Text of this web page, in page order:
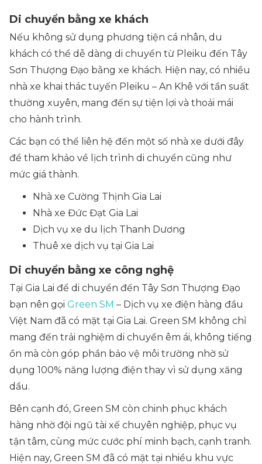
Di chuyển bằng xe khách
Nếu không sử dụng phương tiện cá nhân, du
khách có thể dễ dàng di chuyển từ Pleiku đến Tây
Sơn Thượng Đạo bằng xe khách. Hiện nay, có nhiều
nhà xe khai thác tuyến Pleiku – An Khê với tần suất
thường xuyên, mang đến sự tiện lợi và thoải mái
cho hành trình.
Các bạn có thể liên hệ đến một số nhà xe dưới đây
để tham khảo về lịch trình di chuyển cũng như
mức giá thành.
Nhà xe Cường Thịnh Gia Lai
Nhà xe Đức Đạt Gia Lai
Dịch vụ xe du lịch Thanh Dương
Thuê xe dịch vụ tại Gia Lai
Di chuyển bằng xe công nghệ
Tại Gia Lai để di chuyển đến Tây Sơn Thượng Đạo
bạn nên gọi Green SM – Dịch vụ xe điện hàng đầu
Việt Nam đã có mặt tại Gia Lai. Green SM không chỉ
mang đến trải nghiệm di chuyển êm ái, không tiếng
ồn mà còn góp phần bảo vệ môi trường nhờ sử
dụng 100% năng lượng điện thay vì sử dụng xăng
dầu.
Bên cạnh đó, Green SM còn chinh phục khách
hàng nhờ đội ngũ tài xế chuyên nghiệp, phục vụ
tận tâm, cùng mức cước phí minh bạch, cạnh tranh.
Hiện nay, Green SM đã có mặt tại nhiều khu vực